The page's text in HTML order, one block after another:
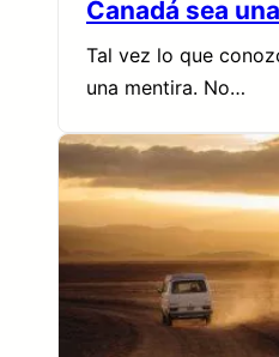
Canadá sea
Tal vez lo que
una mentira. No…